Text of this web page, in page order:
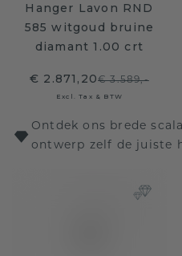
Hanger Lavon RND
585 witgoud bruine
diamant 1.00 crt
€ 2.871,20€ 3.589,-
Excl. Tax & BTW
Ontdek ons brede
ontwerp zelf de juiste